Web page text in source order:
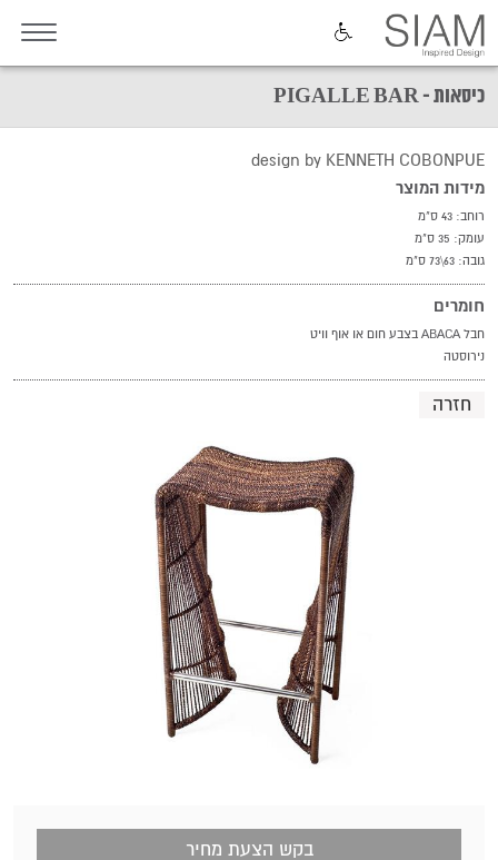
כיסאות - PIGALLE BAR
design by KENNETH COBONPUE
מידות המוצר
רוחב: 43 ס"מ
עומק: 35 ס"מ
גובה: 63\73 ס"מ
חומרים
חבל ABACA בצבע חום או אוף וויט
נירוסטה
חזרה
בקש הצעת מחיר